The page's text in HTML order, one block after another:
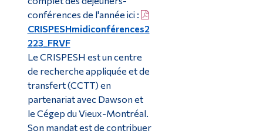
conférences de l'année ici :
CRISPESHmidiconférences2
223_FRVF
Le CRISPESH est un centre
de recherche appliquée et de
transfert (CCTT) en
partenariat avec Dawson et
le Cégep du Vieux-Montréal.
Son mandat est de contribuer